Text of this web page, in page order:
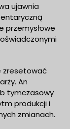
ujawnia
przemysłowe
zresetować
An
tymczasowy
produkcji i
zmianach.